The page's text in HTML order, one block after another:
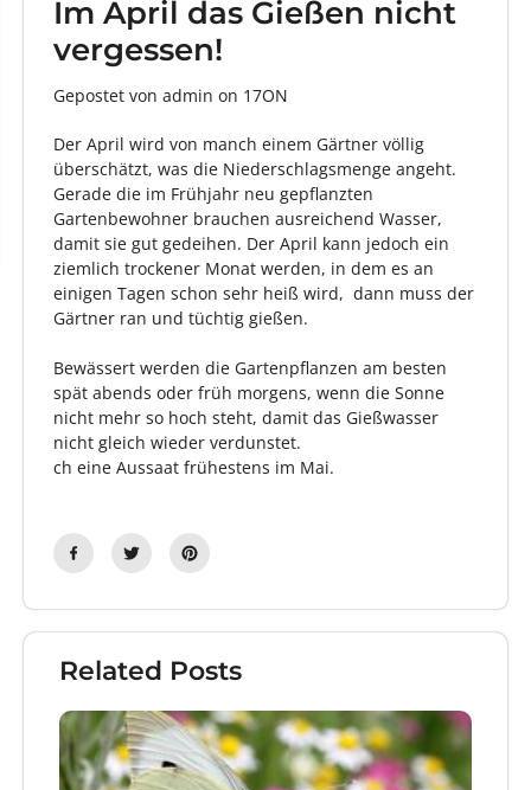
Im April das Gießen nicht
vergessen!
Gepostet von admin on 17ON
Der April wird von manch einem Gärtner völlig
überschätzt, was die Niederschlagsmenge angeht.
Gerade die im Frühjahr neu gepflanzten
Gartenbewohner brauchen ausreichend Wasser,
damit sie gut gedeihen. Der April kann jedoch ein
ziemlich trockener Monat werden, in dem es an
einigen Tagen schon sehr heiß wird, dann muss der
Gärtner ran und tüchtig gießen.
Bewässert werden die Gartenpflanzen am besten
spät abends oder früh morgens, wenn die Sonne
nicht mehr so hoch steht, damit das Gießwasser
nicht gleich wieder verdunstet.
ch eine Aussaat frühestens im Mai.
Related Posts